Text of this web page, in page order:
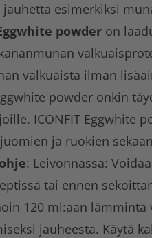
esimerkiksi
powder on
valkuaista ilman
powder onkin
ICONFIT Eggwhite
ja ruokien
: Leivonnassa:
tai ennen
120 ml:aan lämmintä
jauheesta. Käytä